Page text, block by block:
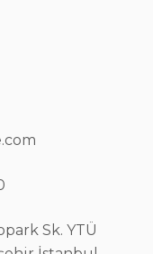
Sk. YTÜ